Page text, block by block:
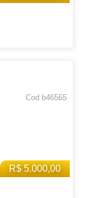
R$ 5.000,00
Cod b46565